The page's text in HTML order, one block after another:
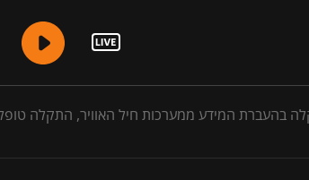
בהעברת המידע ממערכות חיל האוויר, התקלה